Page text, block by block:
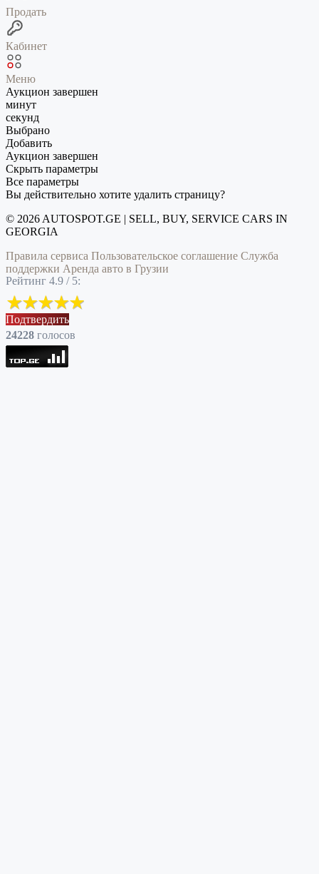
Продать
Кабинет
Меню
Аукцион завершен
минут
секунд
Выбрано
Добавить
Аукцион завершен
Скрыть параметры
Все параметры
Вы действительно хотите удалить страницу?
© 2026 AUTOSPOT.GE | SELL, BUY, SERVICE CARS IN
GEORGIA
Правила сервиса Пользовательское соглашение Служба
поддержки Аренда авто в Грузии
Рейтинг 4.9 / 5:
Подтвердить
24228 голоcов